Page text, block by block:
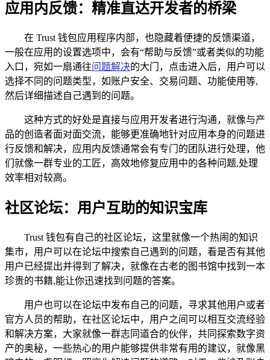
应用内反馈：精准直达开发者的桥梁
在 Trust 钱包应用程序内部，也隐藏着便捷的反馈渠道，
一般在应用的设置选项中，会有“帮助与反馈”或者类似的功能
入口，宛如一扇通往问题解决的大门，点击进入后，用户可以
选择不同的问题类型，如账户安全、交易问题、功能使用等,
然后详细描述自己遇到的问题。
这种方式的好处是直接与应用开发者进行沟通，就像与产
品的创造者面对面交流，能够更准确地针对应用本身的问题进
行反馈和解决，应用内反馈通常会有专门的团队进行处理，他
们就像一群专业的工匠，高效地修复应用中的各种问题,处理
效率相对较高。
社区论坛：用户互助的知识宝库
Trust 钱包有自己的社区论坛，这里就像一个热闹的知识
集市，用户可以在论坛中搜索自己遇到的问题，看是否有其他
用户已经提出并得到了解决，就像在古老的图书馆中找到一本
珍贵的书籍,能让你迅速找到问题的答案。
用户也可以在论坛中发布自己的问题，寻求其他用户或者
官方人员的帮助，在社区论坛中，用户之间可以相互交流经验
和解决方案，大家就像一群志同道合的伙伴，共同探索数字资
产的奥秘，一些热心的用户能够提供非常有用的建议，就像黑